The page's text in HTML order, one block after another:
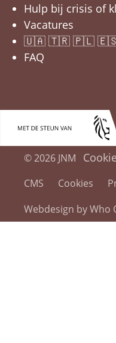
Hulp bij crisis of
Vacatures
🇺🇦 🇹🇷 🇵🇱
FAQ
© 2026 JNM
CMS Cookies
Webdesign by Who